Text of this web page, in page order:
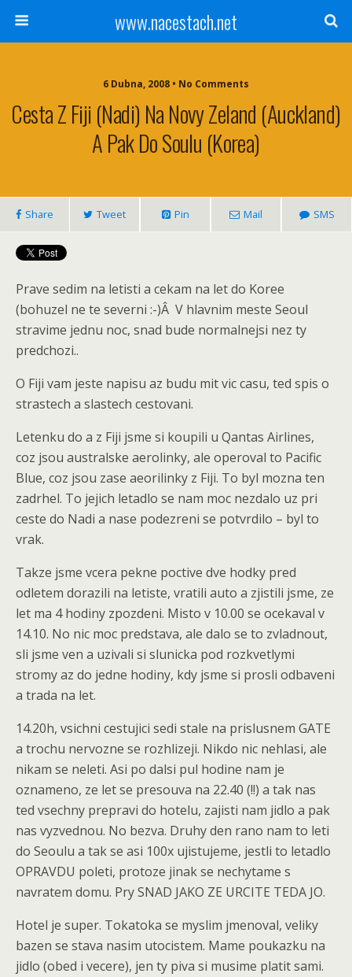
www.nacestach.net
6 Dubna, 2008 • No Comments
Cesta Z Fiji (Nadi) Na Novy Zeland (Auckland)
A Pak Do Soulu (Korea)
Share Tweet Pin Mail SMS
Prave sedim na letisti a cekam na let do Koree
(bohuzel ne te severni :-)Â V hlavnim meste Seoul
stravime jednu noc, snad bude normalnejsi nez ty
predchozi..
O Fiji vam jeste napisu az budu mit vic casu, ted spis o
strastech a slastech cestovani.
Letenku do a z Fiji jsme si koupili u Qantas Airlines,
coz jsou australske aerolinky, ale operoval to Pacific
Blue, coz jsou zase aeorilinky z Fiji. To byl mozna ten
zadrhel. To jejich letadlo se nam moc nezdalo uz pri
ceste do Nadi a nase podezreni se potvrdilo – byl to
vrak.
Takze jsme vcera pekne poctive dve hodky pred
odletem dorazili na letiste, vratili auto a zjistili jsme, ze
let ma 4 hodiny zpozdeni. Misto v 10.00 se ocekaval v
14.10. No nic moc predstava, ale dalo se to zvladnout,
sli jsme ven a uzivali si slunicka pod rozkvetlymi
stromy az do jedne hodiny, kdy jsme si prosli odbaveni
a trada na let.
14.20h, vsichni cestujici sedi stale na prislusnem GATE
a trochu nervozne se rozhlizeji. Nikdo nic nehlasi, ale
nikam se neleti. Asi po dalsi pul hodine nam je
oznameno, ze let se presouva na 22.40 (!!) a tak nas
ted vsechny prepravi do hotelu, zajisti nam jidlo a pak
nas vyzvednou. No bezva. Druhy den rano nam to leti
do Seoulu a tak se asi 100x ujistujeme, jestli to letadlo
OPRAVDU poleti, protoze jinak se nechytame s
navratem domu. Pry SNAD JAKO ZE URCITE TEDA JO.
Hotel je super. Tokatoka se myslim jmenoval, veliky
bazen se stava nasim utocistem. Mame poukazku na
jidlo (obed i vecere), jen ty piva si musime platit sami.